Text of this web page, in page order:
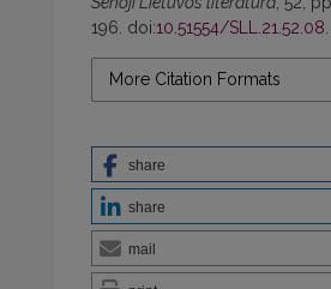
196. doi:10.51554/SLL.21.52.08
More Citation Formats
share
share
mail